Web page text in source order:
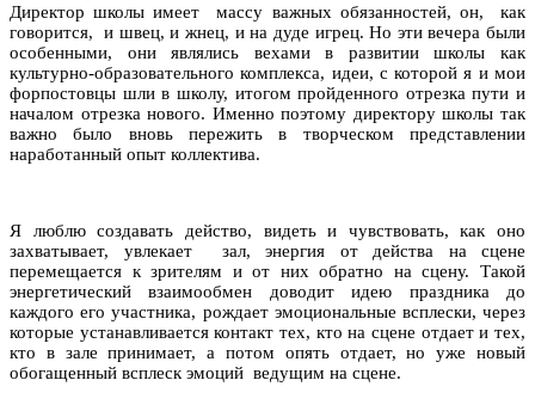
Директор школы имеет массу важных обязанностей, он, как
говорится, и швец, и жнец, и на дуде игрец. Но эти вечера были
особенными, они являлись вехами в развитии школы как
культурно-образовательного комплекса, идеи, с которой я и мои
форпостовцы шли в школу, итогом пройденного отрезка пути и
началом отрезка нового. Именно поэтому директору школы так
важно было вновь пережить в творческом представлении
наработанный опыт коллектива.
Я люблю создавать действо, видеть и чувствовать, как оно
захватывает, увлекает зал, энергия от действа на сцене
перемещается к зрителям и от них обратно на сцену. Такой
энергетический взаимообмен доводит идею праздника до
каждого его участника, рождает эмоциональные всплески, через
которые устанавливается контакт тех, кто на сцене отдает и тех,
кто в зале принимает, а потом опять отдает, но уже новый
обогащенный всплеск эмоций ведущим на сцене.